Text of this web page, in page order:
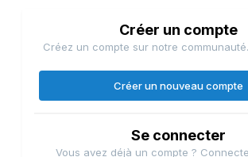
Créer un compte
Créez un compte sur notre
Créer un nouveau compte
Se connecter
Vous avez déjà un compte ?